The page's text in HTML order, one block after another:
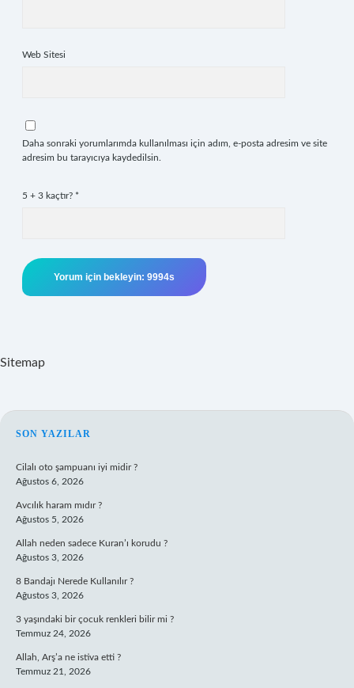
Web Sitesi
Daha sonraki yorumlarımda kullanılması için adım, e-posta adresim ve site
adresim bu tarayıcıya kaydedilsin.
5 + 3 kaçtır? *
Sitemap
SIDEBAR
SON YAZILAR
Cilalı oto şampuanı iyi midir ?
Ağustos 6, 2026
Avcılık haram mıdır ?
Ağustos 5, 2026
Allah neden sadece Kuran’ı korudu ?
Ağustos 3, 2026
8 Bandajı Nerede Kullanılır ?
Ağustos 3, 2026
3 yaşındaki bir çocuk renkleri bilir mi ?
Temmuz 24, 2026
Allah, Arş’a ne istiva etti ?
Temmuz 21, 2026